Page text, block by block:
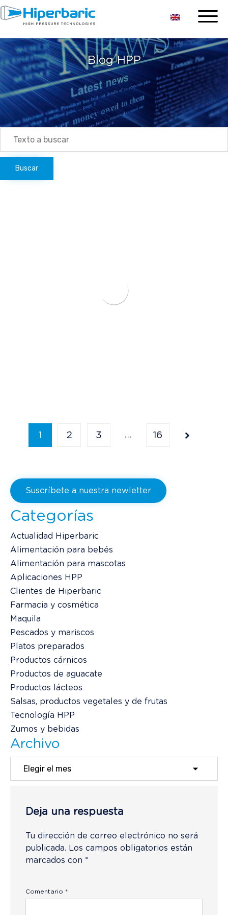
Blog HPP
1 2 3 … 16
Suscríbete a nuestra newletter
Categorías
Actualidad Hiperbaric
Alimentación para bebés
Alimentación para mascotas
Aplicaciones HPP
Clientes de Hiperbaric
Farmacia y cosmética
Maquila
Pescados y mariscos
Platos preparados
Productos cárnicos
Productos de aguacate
Productos lácteos
Salsas, productos vegetales y de frutas
Tecnología HPP
Zumos y bebidas
Archivo
Deja una respuesta
Tu dirección de correo electrónico no será
publicada. Los campos obligatorios están
marcados con *
Comentario *